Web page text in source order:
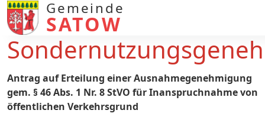
Gemeinde
SATOW
Antrag auf Erteilung einer Ausnahmegenehmigung
gem. § 46 Abs. 1 Nr. 8 StVO für Inanspruchnahme von
öffentlichen Verkehrsgrund